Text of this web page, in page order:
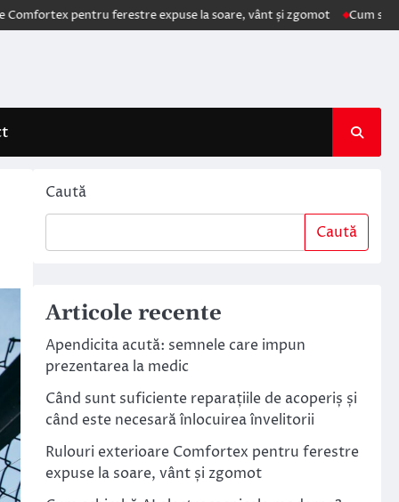
pentru ferestre expuse la soare, vânt și zgomot Cum schimbă AI
Caută
Caută
Articole recente
Apendicita acută: semnele care impun
prezentarea la medic
Când sunt suficiente reparațiile de acoperiș și
când este necesară înlocuirea învelitorii
Rulouri exterioare Comfortex pentru ferestre
expuse la soare, vânt și zgomot